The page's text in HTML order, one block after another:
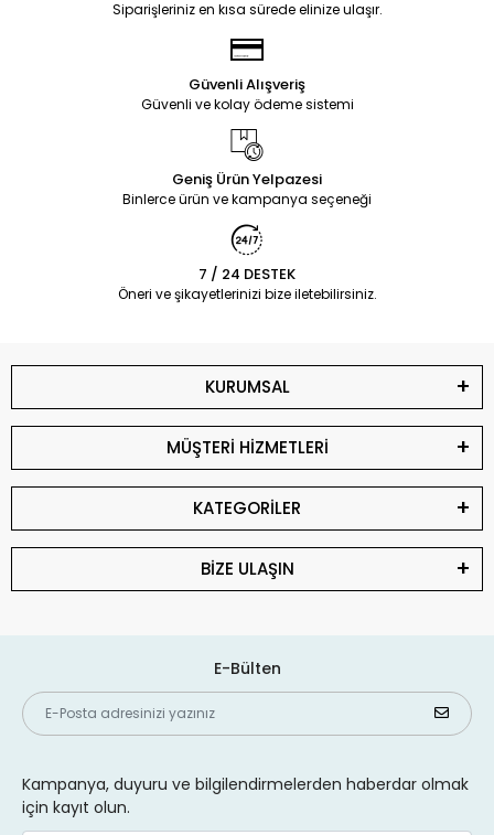
Siparişleriniz en kısa sürede elinize ulaşır.
Güvenli Alışveriş
Güvenli ve kolay ödeme sistemi
Geniş Ürün Yelpazesi
Binlerce ürün ve kampanya seçeneği
7 / 24 DESTEK
Öneri ve şikayetlerinizi bize iletebilirsiniz.
KURUMSAL
MÜŞTERİ HİZMETLERİ
KATEGORİLER
BİZE ULAŞIN
E-Bülten
Kampanya, duyuru ve bilgilendirmelerden haberdar olmak
için kayıt olun.